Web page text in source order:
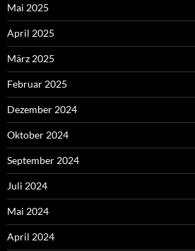
Mai 2025
April 2025
März 2025
Februar 2025
Dezember 2024
Oktober 2024
September 2024
Juli 2024
Mai 2024
April 2024